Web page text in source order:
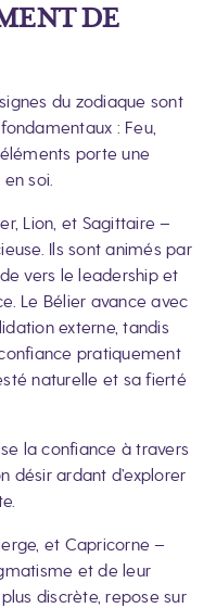
DE
du zodiaque sont
: Feu,
porte une
soi.
Lion, et Sagittaire –
Ils sont animés par
vers le leadership et
Le Bélier avance avec
externe, tandis
pratiquement
naturelle et sa fierté
la confiance à travers
désir ardant d’explorer
et Capricorne –
et de leur
discrète, repose sur